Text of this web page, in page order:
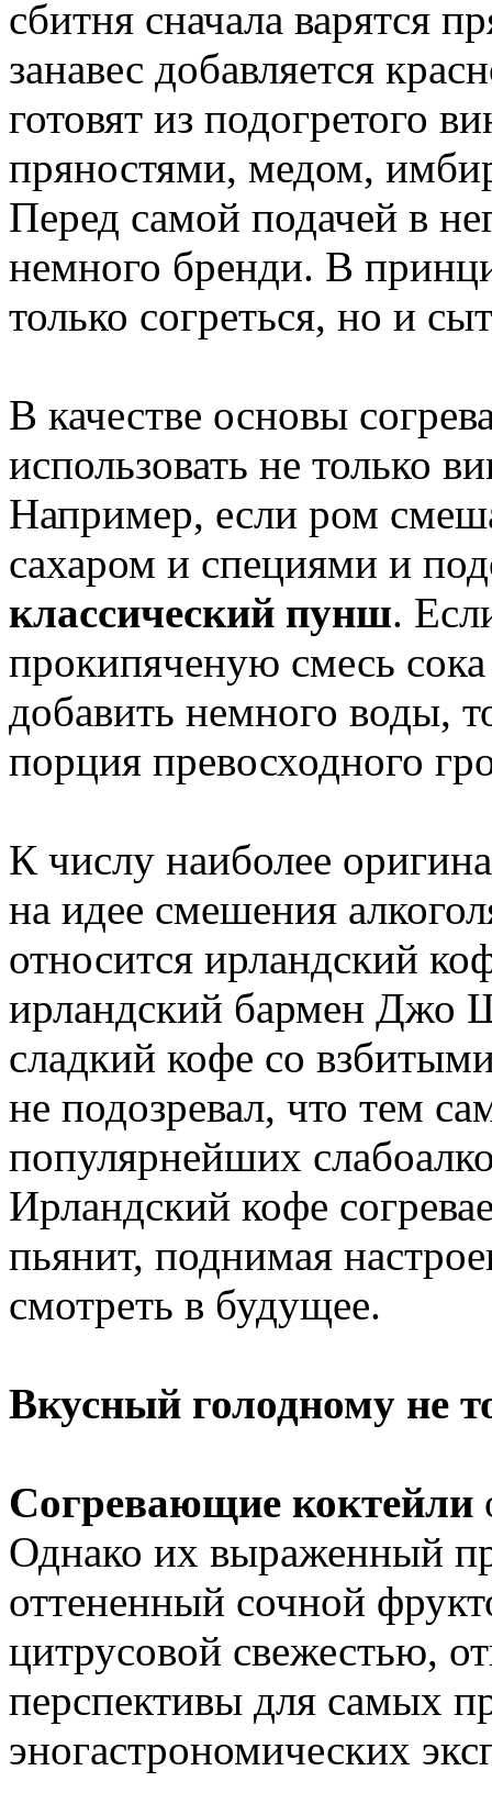
сбитня сначала варятся
занавес добавляется
готовят из подогретого
пряностями, медом,
Перед самой подачей в
немного бренди. В
только согреться, но и
В качестве основы
использовать не только
Например, если ром
сахаром и специями и
классический пунш.
прокипяченую смесь
добавить немного воды,
порция превосходного
К числу наиболее
на идее смешения
относится ирландский
ирландский бармен Джо
сладкий кофе со
не подозревал, что тем
популярнейших
Ирландский кофе
пьянит, поднимая
смотреть в будущее.
Вкусный голодному не
Согревающие коктейли
Однако их выраженный
оттененный сочной
цитрусовой свежестью,
перспективы для самых
эногастрономических